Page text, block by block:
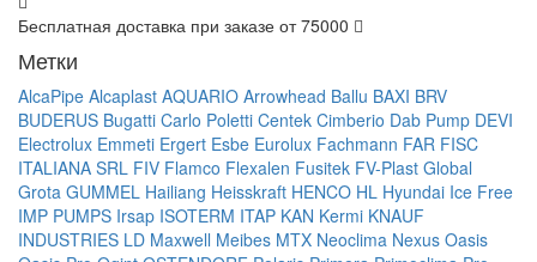
Бесплатная доставка при заказе от 75000
Метки
AlcaPipe Alcaplast AQUARIO Arrowhead Ballu BAXI BRV
BUDERUS Bugatti Carlo Poletti Centek Cimberio Dab Pump DEVI
Electrolux Emmeti Ergert Esbe Eurolux Fachmann FAR FISC
ITALIANA SRL FIV Flamco Flexalen Fusitek FV-Plast Global
Grota GUMMEL Hailiang Heisskraft HENCO HL Hyundai Ice Free
IMP PUMPS Irsap ISOTERM ITAP KAN Kermi KNAUF
INDUSTRIES LD Maxwell Meibes MTX Neoclima Nexus Oasis